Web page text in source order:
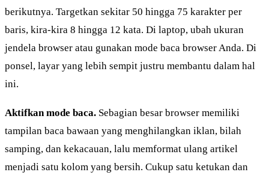
berikutnya. Targetkan sekitar 50 hingga 75 karakter per
baris, kira-kira 8 hingga 12 kata. Di laptop, ubah ukuran
jendela browser atau gunakan mode baca browser Anda. Di
ponsel, layar yang lebih sempit justru membantu dalam hal
ini.
Aktifkan mode baca. Sebagian besar browser memiliki
tampilan baca bawaan yang menghilangkan iklan, bilah
samping, dan kekacauan, lalu memformat ulang artikel
menjadi satu kolom yang bersih. Cukup satu ketukan dan